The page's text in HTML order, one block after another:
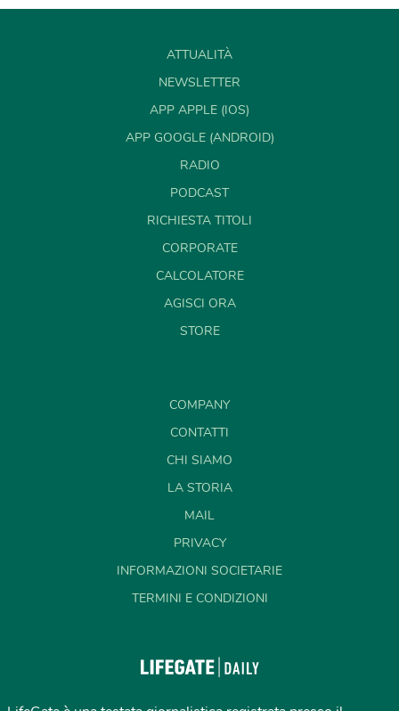
ATTUALITÀ
NEWSLETTER
APP APPLE (IOS)
APP GOOGLE (ANDROID)
RADIO
PODCAST
RICHIESTA TITOLI
CORPORATE
CALCOLATORE
AGISCI ORA
STORE
COMPANY
CONTATTI
CHI SIAMO
LA STORIA
MAIL
PRIVACY
INFORMAZIONI SOCIETARIE
TERMINI E CONDIZIONI